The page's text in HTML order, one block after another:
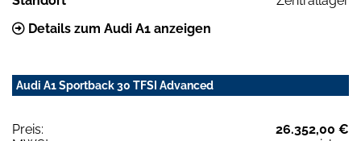
Details zum Audi A1 anzeigen
Audi A1 Sportback 30 TFSI Advanced
Preis:
26.352,00 €